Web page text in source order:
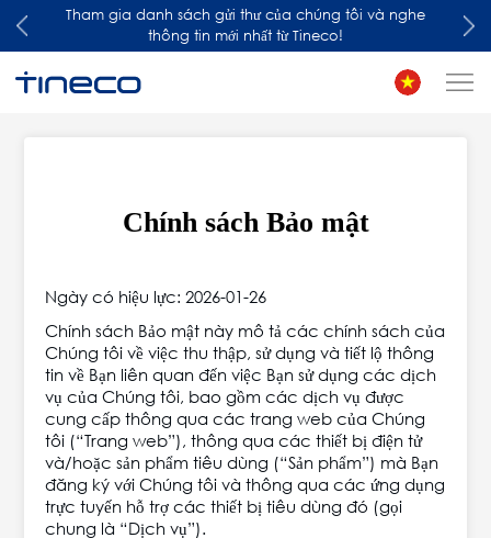
Tham gia danh sách gửi thư của chúng tôi và nghe
thông tin mới nhất từ Tineco!
Chính sách Bảo mật
Ngày có hiệu lực: 2026-01-26
Chính sách Bảo mật này mô tả các chính sách của
Chúng tôi về việc thu thập, sử dụng và tiết lộ thông
tin về Bạn liên quan đến việc Bạn sử dụng các dịch
vụ của Chúng tôi, bao gồm các dịch vụ được
cung cấp thông qua các trang web của Chúng
tôi (“Trang web”), thông qua các thiết bị điện tử
và/hoặc sản phẩm tiêu dùng (“Sản phẩm”) mà Bạn
đăng ký với Chúng tôi và thông qua các ứng dụng
trực tuyến hỗ trợ các thiết bị tiêu dùng đó (gọi
chung là “Dịch vụ”).